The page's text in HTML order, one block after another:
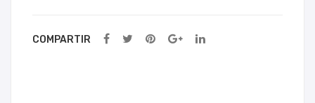
COMPARTIR